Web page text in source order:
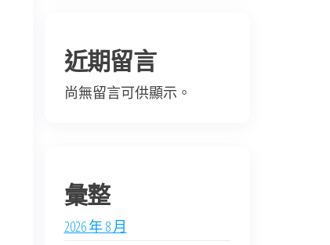
近期留言
尚無留言可供顯示。
彙整
2026 年 8 月